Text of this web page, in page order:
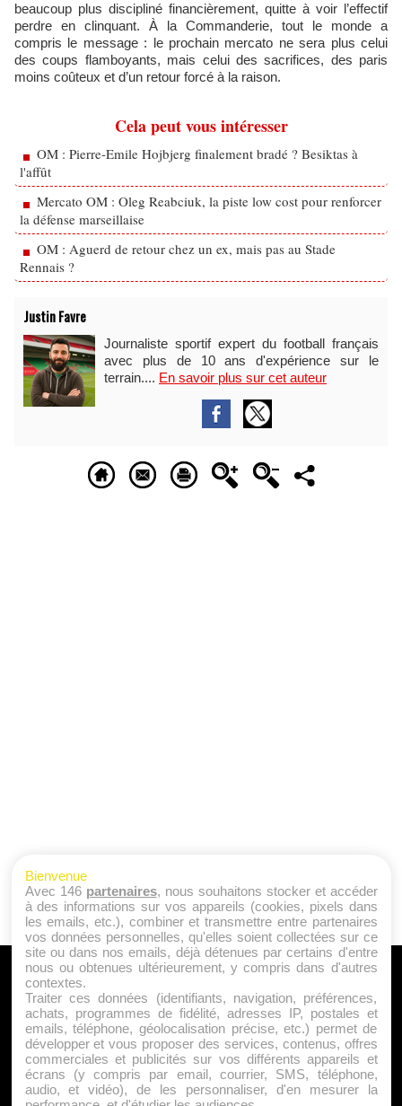
beaucoup plus discipliné financièrement, quitte à voir l’effectif
perdre en clinquant. À la Commanderie, tout le monde a
compris le message : le prochain mercato ne sera plus celui
des coups flamboyants, mais celui des sacrifices, des paris
moins coûteux et d’un retour forcé à la raison.
Cela peut vous intéresser
OM : Pierre-Emile Hojbjerg finalement bradé ? Besiktas à
l'affût
Mercato OM : Oleg Reabciuk, la piste low cost pour renforcer
la défense marseillaise
OM : Aguerd de retour chez un ex, mais pas au Stade
Rennais ?
Justin Favre
Journaliste sportif expert du football français
avec plus de 10 ans d'expérience sur le
terrain.... En savoir plus sur cet auteur
A PROPOS
Qui sommes nous ?
Mentions Légales
Publicité
Politique de Cookies
Contact
Bienvenue
Avec 146 partenaires, nous souhaitons stocker et accéder
à des informations sur vos appareils (cookies, pixels dans
les emails, etc.), combiner et transmettre entre partenaires
vos données personnelles, qu'elles soient collectées sur ce
site ou dans nos emails, déjà détenues par certains d'entre
nous ou obtenues ultérieurement, y compris dans d'autres
contextes.
Traiter ces données (identifiants, navigation, préférences,
achats, programmes de fidélité, adresses IP, postales et
emails, téléphone, géolocalisation précise, etc.) permet de
développer et vous proposer des services, contenus, offres
commerciales et publicités sur vos différents appareils et
écrans (y compris par email, courrier, SMS, téléphone,
audio, et vidéo), de les personnaliser, d'en mesurer la